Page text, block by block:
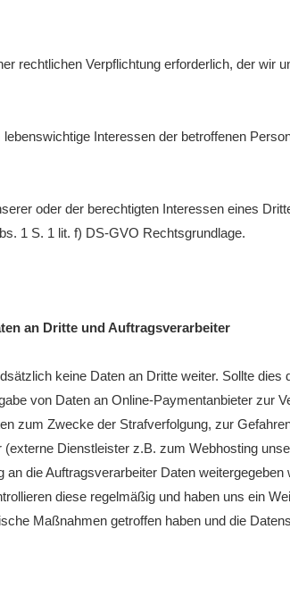
rechtlichen Verpflichtung erforderlich, der
Interessen der betroffenen
oder der berechtigten Interessen eines
1 S. 1 lit. f) DS-GVO Rechtsgrundlage.
an Dritte und Auftragsverarbeiter
keine Daten an Dritte weiter. Sollte
von Daten an Online-Paymentanbieter zur
zum Zwecke der Strafverfolgung, zur
Dienstleister z.B. zum Webhosting
an die Auftragsverarbeiter Daten
diese regelmäßig und haben uns ein
Maßnahmen getroffen haben und die